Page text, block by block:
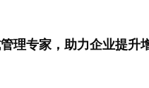
理专家，助力企业提升